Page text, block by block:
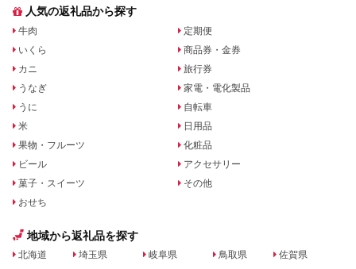
人気の返礼品から探す
牛肉
いくら
カニ
うなぎ
うに
米
果物・フルーツ
ビール
菓子・スイーツ
おせち
定期便
商品券・金券
旅行券
家電・電化製品
自転車
日用品
化粧品
アクセサリー
その他
地域から返礼品を探す
北海道 埼玉県 岐阜県 鳥取県 佐賀県